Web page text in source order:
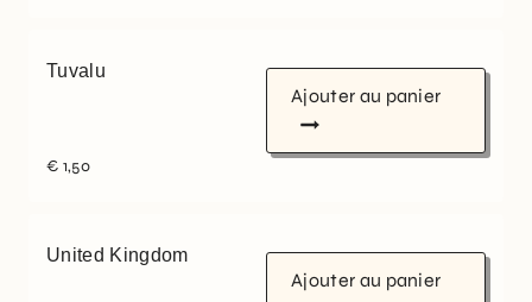
Tuvalu
€ 1,50
Ajouter au panier
United Kingdom
Ajouter au panier